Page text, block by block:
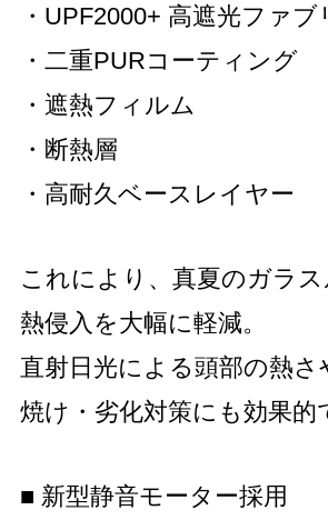
・UPF2000+ 高遮光ファブ
・二重PURコーティング
・遮熱フィルム
・断熱層
・高耐久ベースレイヤー
これにより、真夏のガラ
熱侵入を大幅に軽減。
直射日光による頭部の熱さ
焼け・劣化対策にも効果的
■ 新型静音モーター採用